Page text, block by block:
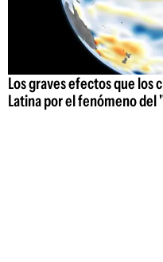
Los graves efectos que
Latina por el fenómeno del